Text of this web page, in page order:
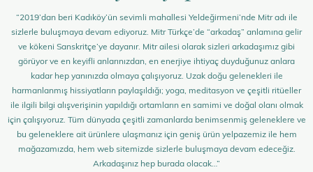
“2019’dan beri Kadıköy’ün sevimli mahallesi Yeldeğirmeni’nde Mitr adı ile
sizlerle buluşmaya devam ediyoruz. Mitr Türkçe’de “arkadaş” anlamına gelir
ve kökeni Sanskritçe’ye dayanır. Mitr ailesi olarak sizleri arkadaşımız gibi
görüyor ve en keyifli anlarınızdan, en enerjiye ihtiyaç duyduğunuz anlara
kadar hep yanınızda olmaya çalışıyoruz. Uzak doğu gelenekleri ile
harmanlanmış hissiyatların paylaşıldığı; yoga, meditasyon ve çeşitli ritüeller
ile ilgili bilgi alışverişinin yapıldığı ortamların en samimi ve doğal olanı olmak
için çalışıyoruz. Tüm dünyada çeşitli zamanlarda benimsenmiş geleneklere ve
bu geleneklere ait ürünlere ulaşmanız için geniş ürün yelpazemiz ile hem
mağazamızda, hem web sitemizde sizlerle buluşmaya devam edeceğiz.
Arkadaşınız hep burada olacak…”